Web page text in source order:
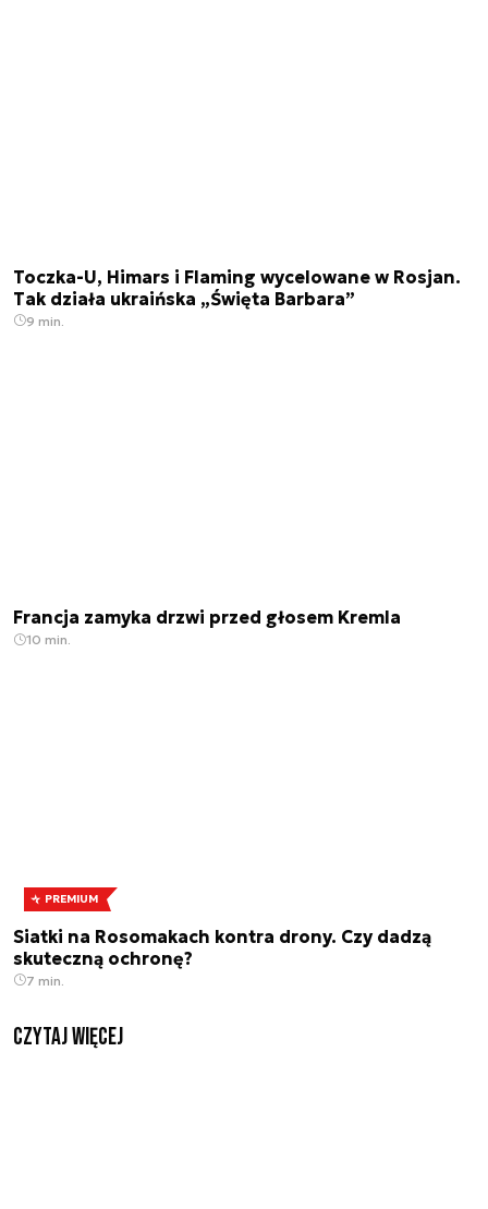
Toczka-U, Himars i Flaming wycelowane w Rosjan.
Tak działa ukraińska „Święta Barbara”
9 min.
Francja zamyka drzwi przed głosem Kremla
10 min.
PREMIUM
Siatki na Rosomakach kontra drony. Czy dadzą
skuteczną ochronę?
7 min.
czytaj więcej